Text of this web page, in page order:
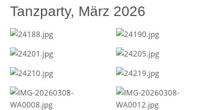
Tanzparty, März 2026